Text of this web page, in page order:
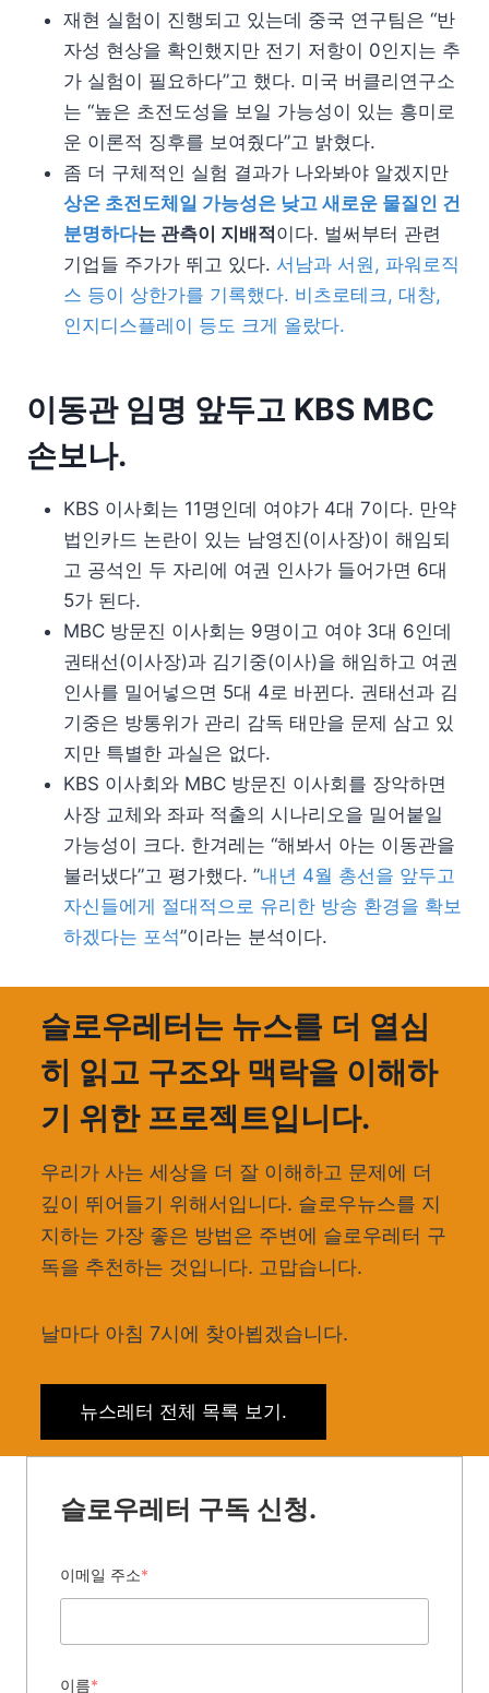
재현 실험이 진행되고 있는데 중국 연구팀은 “반
자성 현상을 확인했지만 전기 저항이 0인지는 추
가 실험이 필요하다”고 했다. 미국 버클리연구소
는 “높은 초전도성을 보일 가능성이 있는 흥미로
운 이론적 징후를 보여줬다”고 밝혔다.
좀 더 구체적인 실험 결과가 나와봐야 알겠지만
상온 초전도체일 가능성은 낮고 새로운 물질인 건
분명하다는 관측이 지배적이다. 벌써부터 관련
기업들 주가가 뛰고 있다. 서남과 서원, 파워로직
스 등이 상한가를 기록했다. 비츠로테크, 대창,
인지디스플레이 등도 크게 올랐다.
이동관 임명 앞두고 KBS MBC
손보나.
KBS 이사회는 11명인데 여야가 4대 7이다. 만약
법인카드 논란이 있는 남영진(이사장)이 해임되
고 공석인 두 자리에 여권 인사가 들어가면 6대
5가 된다.
MBC 방문진 이사회는 9명이고 여야 3대 6인데
권태선(이사장)과 김기중(이사)을 해임하고 여권
인사를 밀어넣으면 5대 4로 바뀐다. 권태선과 김
기중은 방통위가 관리 감독 태만을 문제 삼고 있
지만 특별한 과실은 없다.
KBS 이사회와 MBC 방문진 이사회를 장악하면
사장 교체와 좌파 적출의 시나리오을 밀어붙일
가능성이 크다. 한겨레는 “해봐서 아는 이동관을
불러냈다”고 평가했다. ”내년 4월 총선을 앞두고
자신들에게 절대적으로 유리한 방송 환경을 확보
하겠다는 포석”이라는 분석이다.
슬로우레터는 뉴스를 더 열심
히 읽고 구조와 맥락을 이해하
기 위한 프로젝트입니다.
우리가 사는 세상을 더 잘 이해하고 문제에 더
깊이 뛰어들기 위해서입니다. 슬로우뉴스를 지
지하는 가장 좋은 방법은 주변에 슬로우레터 구
독을 추천하는 것입니다. 고맙습니다.
날마다 아침 7시에 찾아뵙겠습니다.
뉴스레터 전체 목록 보기.
슬로우레터 구독 신청.
이메일 주소*
이름*